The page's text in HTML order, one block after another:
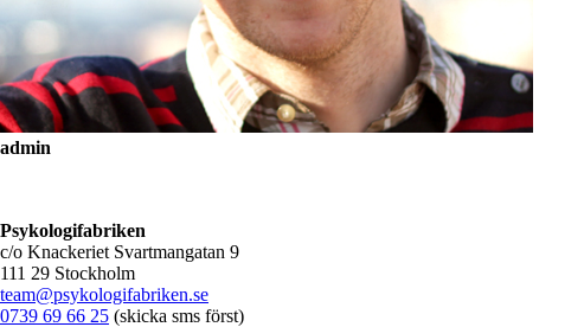
admin
Psykologifabriken
c/o Knackeriet Svartmangatan 9
111 29 Stockholm
team@psykologifabriken.se
0739 69 66 25 (skicka sms först)